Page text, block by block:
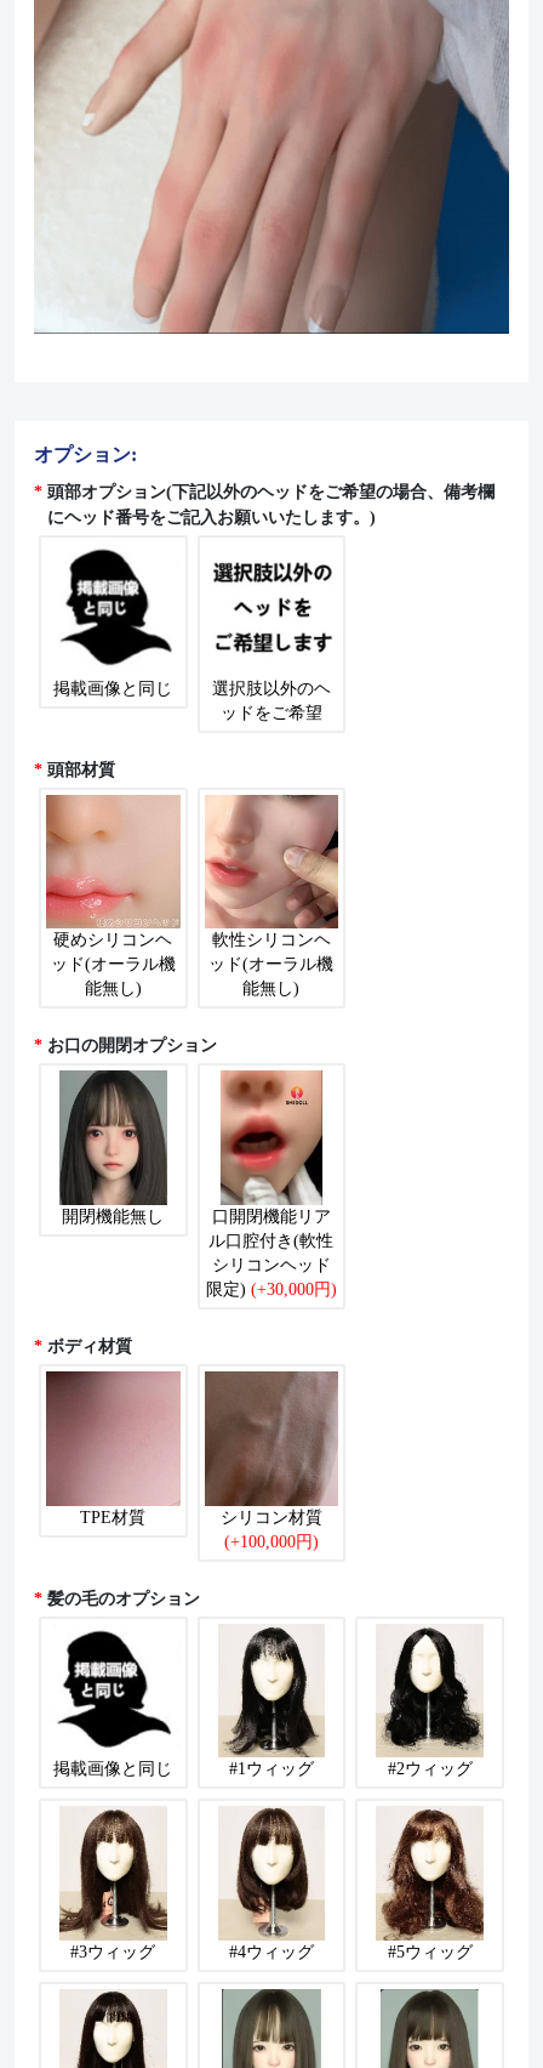
オプション:
頭部オプション(下記以外のヘッドをご希望の場合、備考欄
にヘッド番号をご記入お願いいたします。)
掲載画像と同じ
選択肢以外のヘ
ッドをご希望
頭部材質
硬めシリコンヘ
ッド(オーラル機
能無し)
軟性シリコンヘ
ッド(オーラル機
能無し)
お口の開閉オプション
開閉機能無し
口開閉機能リア
ル口腔付き(軟性
シリコンヘッド
限定) (+30,000円)
ボディ材質
TPE材質
シリコン材質
(+100,000円)
髪の毛のオプション
掲載画像と同じ #1ウィッグ #2ウィッグ
#3ウィッグ #4ウィッグ #5ウィッグ